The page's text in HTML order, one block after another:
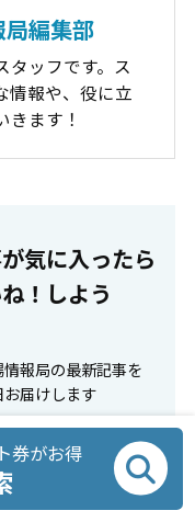
編集部
タッフです。ス
情報や、役に立
きます！
気に⼊ったら
！しよう
報局の最新記事を
お届けします
券がお得